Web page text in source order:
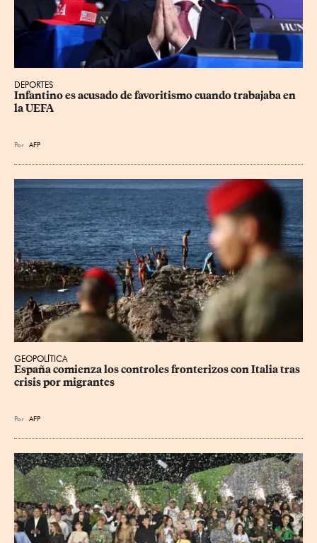
DEPORTES
Infantino es acusado de favoritismo cuando trabajaba en
la UEFA
Por AFP
GEOPOLÍTICA
España comienza los controles fronterizos con Italia tras
crisis por migrantes
Por AFP